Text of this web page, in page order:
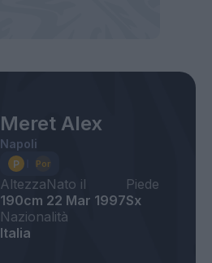
Meret Alex
Napoli
Altezza
190cm
Nato il
22 Mar 1997
Piede
Sx
Nazionalità
Italia